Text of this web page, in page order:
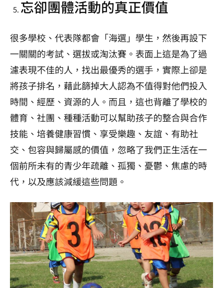
忘卻團體活動的真正價值
很多學校、代表隊都會「海選」學生，然後再設下
一關關的考試、選拔或淘汰賽。表面上這是為了過
濾表現不佳的人，找出最優秀的選手，實際上卻是
將孩子排名，藉此篩掉大人認為不值得對他們投入
時間、經歷、資源的人。而且，這也背離了學校的
體育、社團、種種活動可以幫助孩子的整合與合作
技能、培養健康習慣、享受樂趣、友誼、有助社
交、包容與歸屬感的價值，忽略了我們正生活在一
個前所未有的青少年疏離、孤獨、憂鬱、焦慮的時
代，以及應該減緩這些問題。